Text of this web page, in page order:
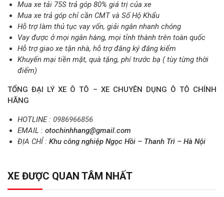
Mua xe tải 75S trả góp 80% giá trị của xe
Mua xe trả góp chỉ cần CMT và Sổ Hộ Khẩu
Hỗ trợ làm thủ tục vay vốn, giải ngân nhanh chóng
Vay được ở mọi ngân hàng, mọi tỉnh thành trên toàn quốc
Hỗ trợ giao xe tận nhà, hỗ trợ đăng ký đăng kiểm
Khuyến mại tiền mặt, quà tặng, phí trước bạ ( tùy từng thời
điểm)
TỔNG ĐẠI LÝ XE Ô TÔ – XE CHUYÊN DỤNG Ô TÔ CHÍNH
HÃNG
HOTLINE : 0986966856
EMAIL : otochinhhang@gmail.com
ĐỊA CHỈ : Khu công nghiệp Ngọc Hồi – Thanh Trì – Hà Nội
XE ĐƯỢC QUAN TÂM NHẤT